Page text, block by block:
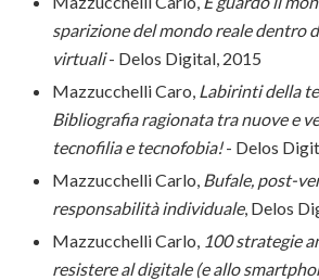
sparizione del mondo reale dentro
virtuali- Delos Digital, 2015
Mazzucchelli Caro, Labirinti della
Bibliografia ragionata tra nuove e
tecnofilia e tecnofobia!- Delos
Mazzucchelli Carlo, Bufale, post-
responsabilità individuale, Delos
Mazzucchelli Carlo, 100 strategie
resistere al digitale (e allo